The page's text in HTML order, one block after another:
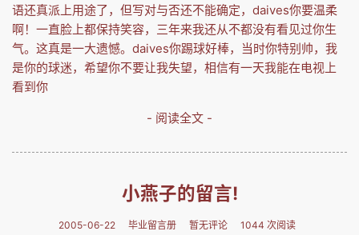
语还真派上用途了，但写对与否还不能确定，daives你要温柔
啊！一直脸上都保持笑容，三年来我还从不都没有看见过你生
气。这真是一大遗憾。daives你踢球好棒，当时你特别帅，我
是你的球迷，希望你不要让我失望，相信有一天我能在电视上
看到你
- 阅读全文 -
小燕子的留言!
2005-06-22 毕业留言册 暂无评论 1044 次阅读